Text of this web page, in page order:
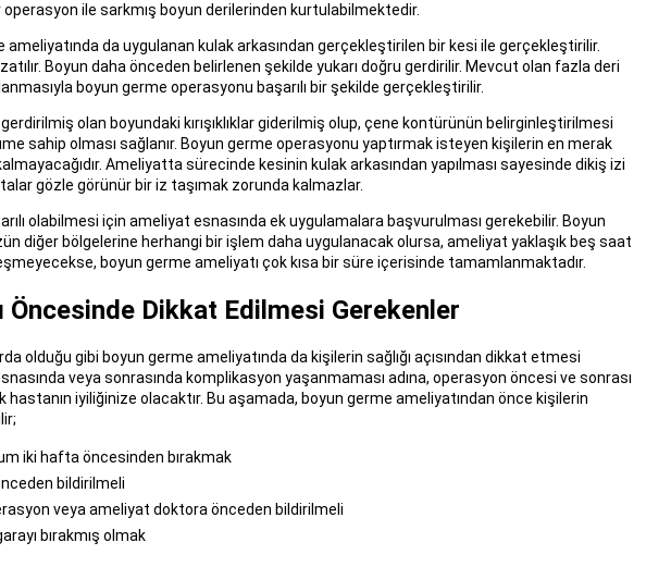
ile sarkmış boyun derilerinden kurtulabilmektedir.
da uygulanan kulak arkasından gerçekleştirilen bir kesi ile gerçekleştirilir.
Boyun daha önceden belirlenen şekilde yukarı doğru gerdirilir. Mevcut olan fazla deri
boyun germe operasyonu başarılı bir şekilde gerçekleştirilir.
olan boyundaki kırışıklıklar giderilmiş olup, çene kontürünün belirginleştirilmesi
sahip olması sağlanır. Boyun germe operasyonu yaptırmak isteyen kişilerin en merak
Ameliyatta sürecinde kesinin kulak arkasından yapılması sayesinde dikiş izi
gözle görünür bir iz taşımak zorunda kalmazlar.
olabilmesi için ameliyat esnasında ek uygulamalara başvurulması gerekebilir. Boyun
diğer bölgelerine herhangi bir işlem daha uygulanacak olursa, ameliyat yaklaşık beş saat
boyun germe ameliyatı çok kısa bir süre içerisinde tamamlanmaktadır.
Öncesinde Dikkat Edilmesi Gerekenler
olduğu gibi boyun germe ameliyatında da kişilerin sağlığı açısından dikkat etmesi
veya sonrasında komplikasyon yaşanmaması adına, operasyon öncesi ve sonrası
iyiliğinize olacaktır. Bu aşamada, boyun germe ameliyatından önce kişilerin
iki hafta öncesinden bırakmak
bildirilmeli
veya ameliyat doktora önceden bildirilmeli
bırakmış olmak